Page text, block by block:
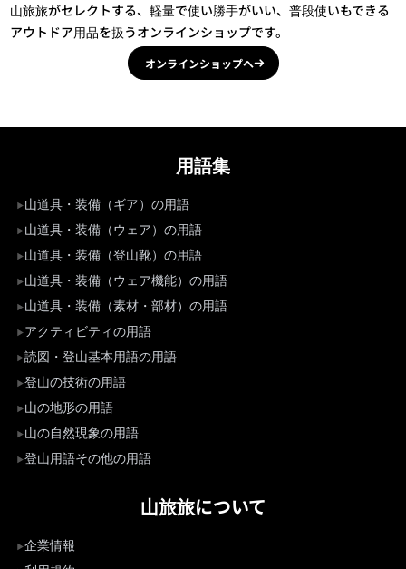
山旅旅がセレクトする、軽量で使い勝手がいい、普段使いもできる
アウトドア用品を扱うオンラインショップです。
オンラインショップへ
用語集
山道具・装備（ギア）の用語
山道具・装備（ウェア）の用語
山道具・装備（登山靴）の用語
山道具・装備（ウェア機能）の用語
山道具・装備（素材・部材）の用語
アクティビティの用語
読図・登山基本用語の用語
登山の技術の用語
山の地形の用語
山の自然現象の用語
登山用語その他の用語
山旅旅について
企業情報